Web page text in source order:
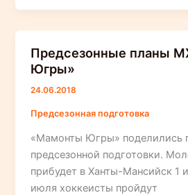
из
молодежной
команды
Югры»
Предсезонные планы
Югры»
24.06.2018
Предсезонная подготовка
«Мамонты Югры» поделились
предсезонной подготовки.
прибудет в Ханты-Мансийск 1
июля хоккеисты пройдут